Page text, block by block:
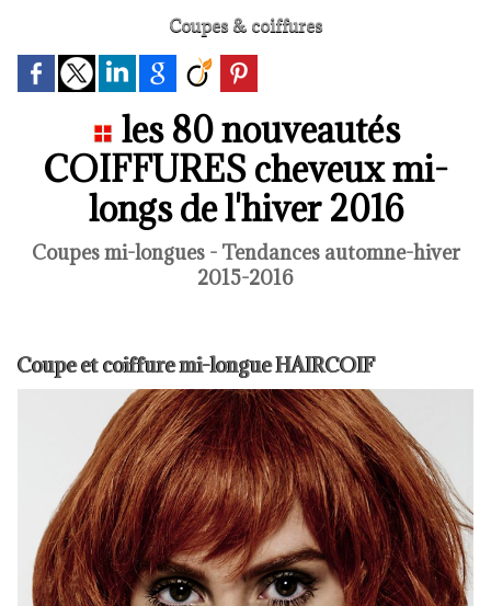
Coupes & coiffures
les 80 nouveautés
COIFFURES cheveux mi-
longs de l'hiver 2016
Coupes mi-longues - Tendances automne-hiver
2015-2016
Coupe et coiffure mi-longue HAIRCOIF